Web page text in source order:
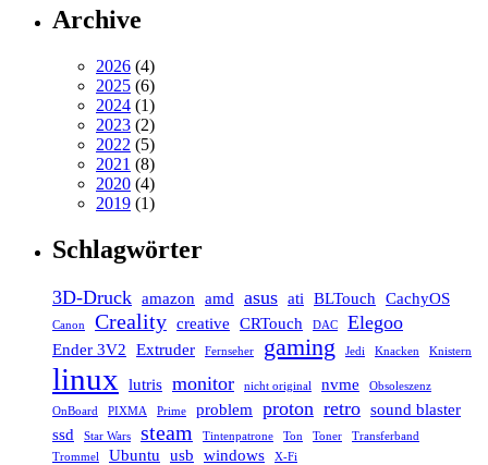
Archive
2026 (4)
2025 (6)
2024 (1)
2023 (2)
2022 (5)
2021 (8)
2020 (4)
2019 (1)
Schlagwörter
3D-Druck amazon amd asus ati BLTouch CachyOS
Canon Creality creative CRTouch DAC Elegoo
Ender 3V2 Extruder Fernseher gaming Jedi Knacken Knistern
linux lutris monitor nicht original nvme Obsoleszenz
OnBoard PIXMA Prime problem proton retro sound blaster
ssd
Star Wars steam Tintenpatrone Ton Toner
Transferband
Trommel
Ubuntu usb windows X-Fi